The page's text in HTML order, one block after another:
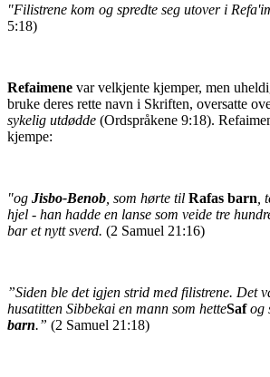
"Filistrene kom og spredte seg utover i
5:18)
Refaimene var velkjente kjemper, men
bruke deres rette navn i Skriften, oversatte
sykelig utdødde (Ordspråkene 9:18).
kjempe:
"og Jisbo-Benob , som hørte til Rafas barn
hjel - han hadde en lanse som veide tre
bar et nytt sverd. (2 Samuel 21:16)
”Siden ble det igjen strid med filistrene. Det
husatitten Sibbekai en mann som hetteSaf og
barn.” (2 Samuel 21:18)